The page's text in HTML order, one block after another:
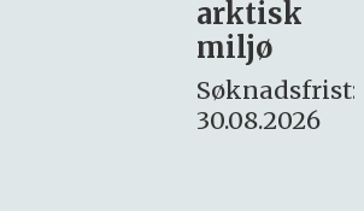
Søknadsfrist:
16. august.